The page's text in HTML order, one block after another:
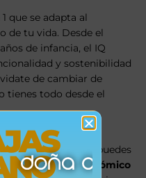
que se adapta al
de tu vida. Desde el
de infancia, el IQ
y sostenibilidad
de cambiar de
tienes todo desde el
transformación, puedes
o asiento ergonómico